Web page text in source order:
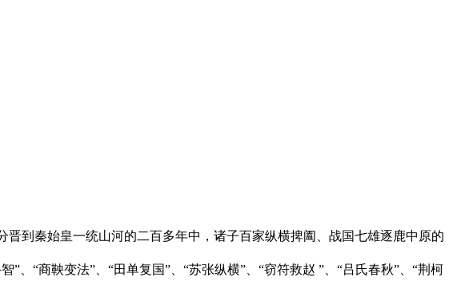
到秦始皇一统山河的二百多年中，诸子百家纵横捭阖、战国七雄逐鹿中原的
“商鞅变法”、“田单复国”、“苏张纵横”、“窃符救赵 ”、“吕氏春秋”、“荆柯